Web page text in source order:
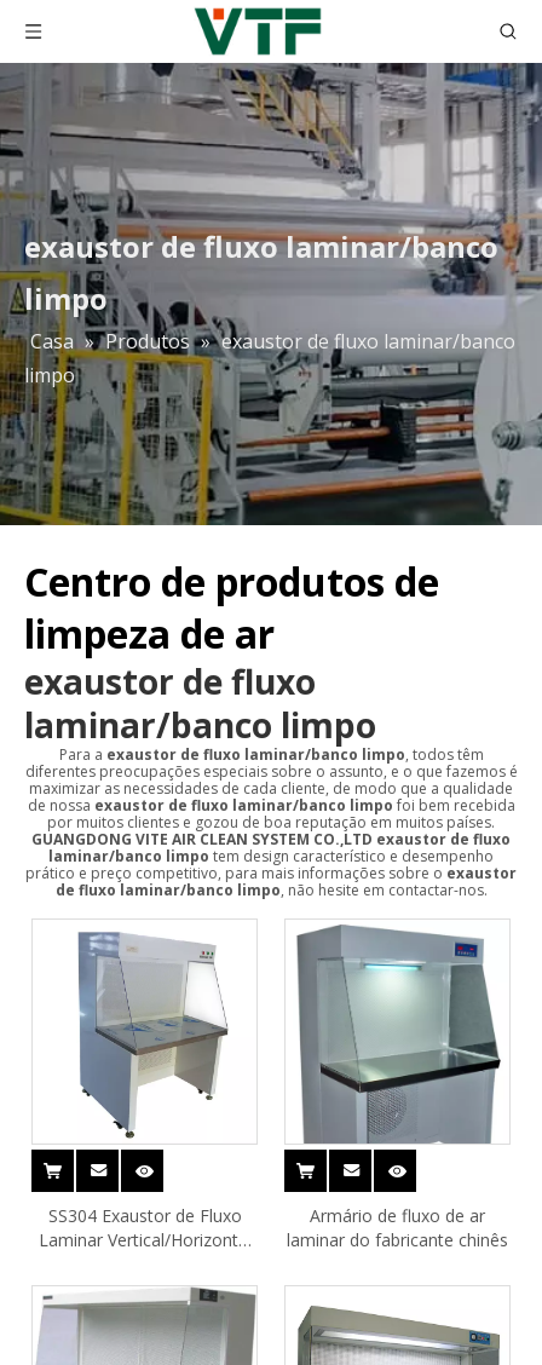
exaustor de fluxo laminar/banco
limpo
Casa » Produtos » exaustor de fluxo laminar/banco
limpo
Centro de produtos de
limpeza de ar
exaustor de fluxo
laminar/banco limpo
Para a exaustor de fluxo laminar/banco limpo, todos têm
diferentes preocupações especiais sobre o assunto, e o que fazemos é
maximizar as necessidades de cada cliente, de modo que a qualidade
de nossa exaustor de fluxo laminar/banco limpo foi bem recebida
por muitos clientes e gozou de boa reputação em muitos países.
GUANGDONG VITE AIR CLEAN SYSTEM CO.,LTD exaustor de fluxo
laminar/banco limpo tem design característico e desempenho
prático e preço competitivo, para mais informações sobre o exaustor
de fluxo laminar/banco limpo, não hesite em contactar-nos.
SS304 Exaustor de Fluxo
Laminar Vertical/Horizontal
Armário de fluxo de ar
laminar do fabricante chinês